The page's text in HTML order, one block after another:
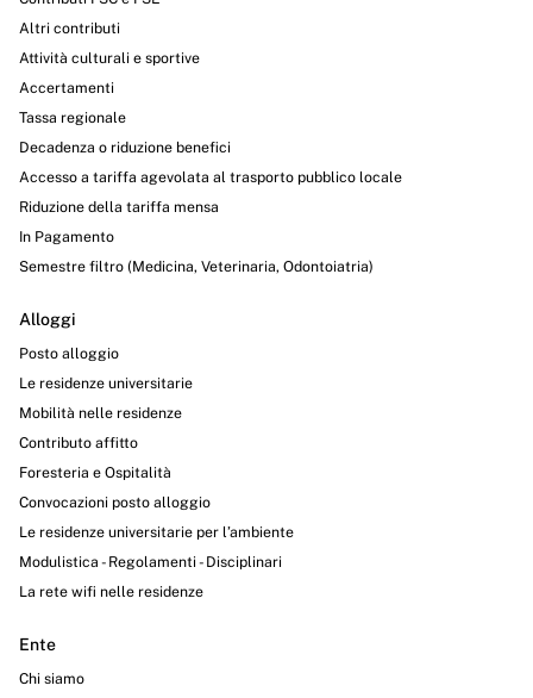
Altri contributi
Attività culturali e sportive
Accertamenti
Tassa regionale
Decadenza o riduzione benefici
Accesso a tariffa agevolata al trasporto pubblico locale
Riduzione della tariffa mensa
In Pagamento
Semestre filtro (Medicina, Veterinaria, Odontoiatria)
Alloggi
Posto alloggio
Le residenze universitarie
Mobilità nelle residenze
Contributo affitto
Foresteria e Ospitalità
Convocazioni posto alloggio
Le residenze universitarie per l’ambiente
Modulistica - Regolamenti - Disciplinari
La rete wifi nelle residenze
Ente
Chi siamo